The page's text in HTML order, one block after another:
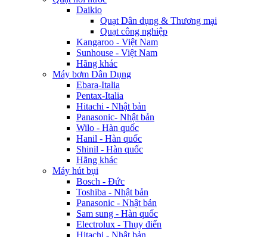
Daikio
Quạt Dân dụng & Thương mại
Quạt công nghiệp
Kangaroo - Việt Nam
Sunhouse - Việt Nam
Hãng khác
Máy bơm Dân Dụng
Ebara-Italia
Pentax-Italia
Hitachi - Nhật bản
Panasonic- Nhật bản
Wilo - Hàn quốc
Hanil - Hàn quốc
Shinil - Hàn quốc
Hãng khác
Máy hút bụi
Bosch - Đức
Toshiba - Nhật bản
Panasonic - Nhật bản
Sam sung - Hàn quốc
Electrolux - Thụy điển